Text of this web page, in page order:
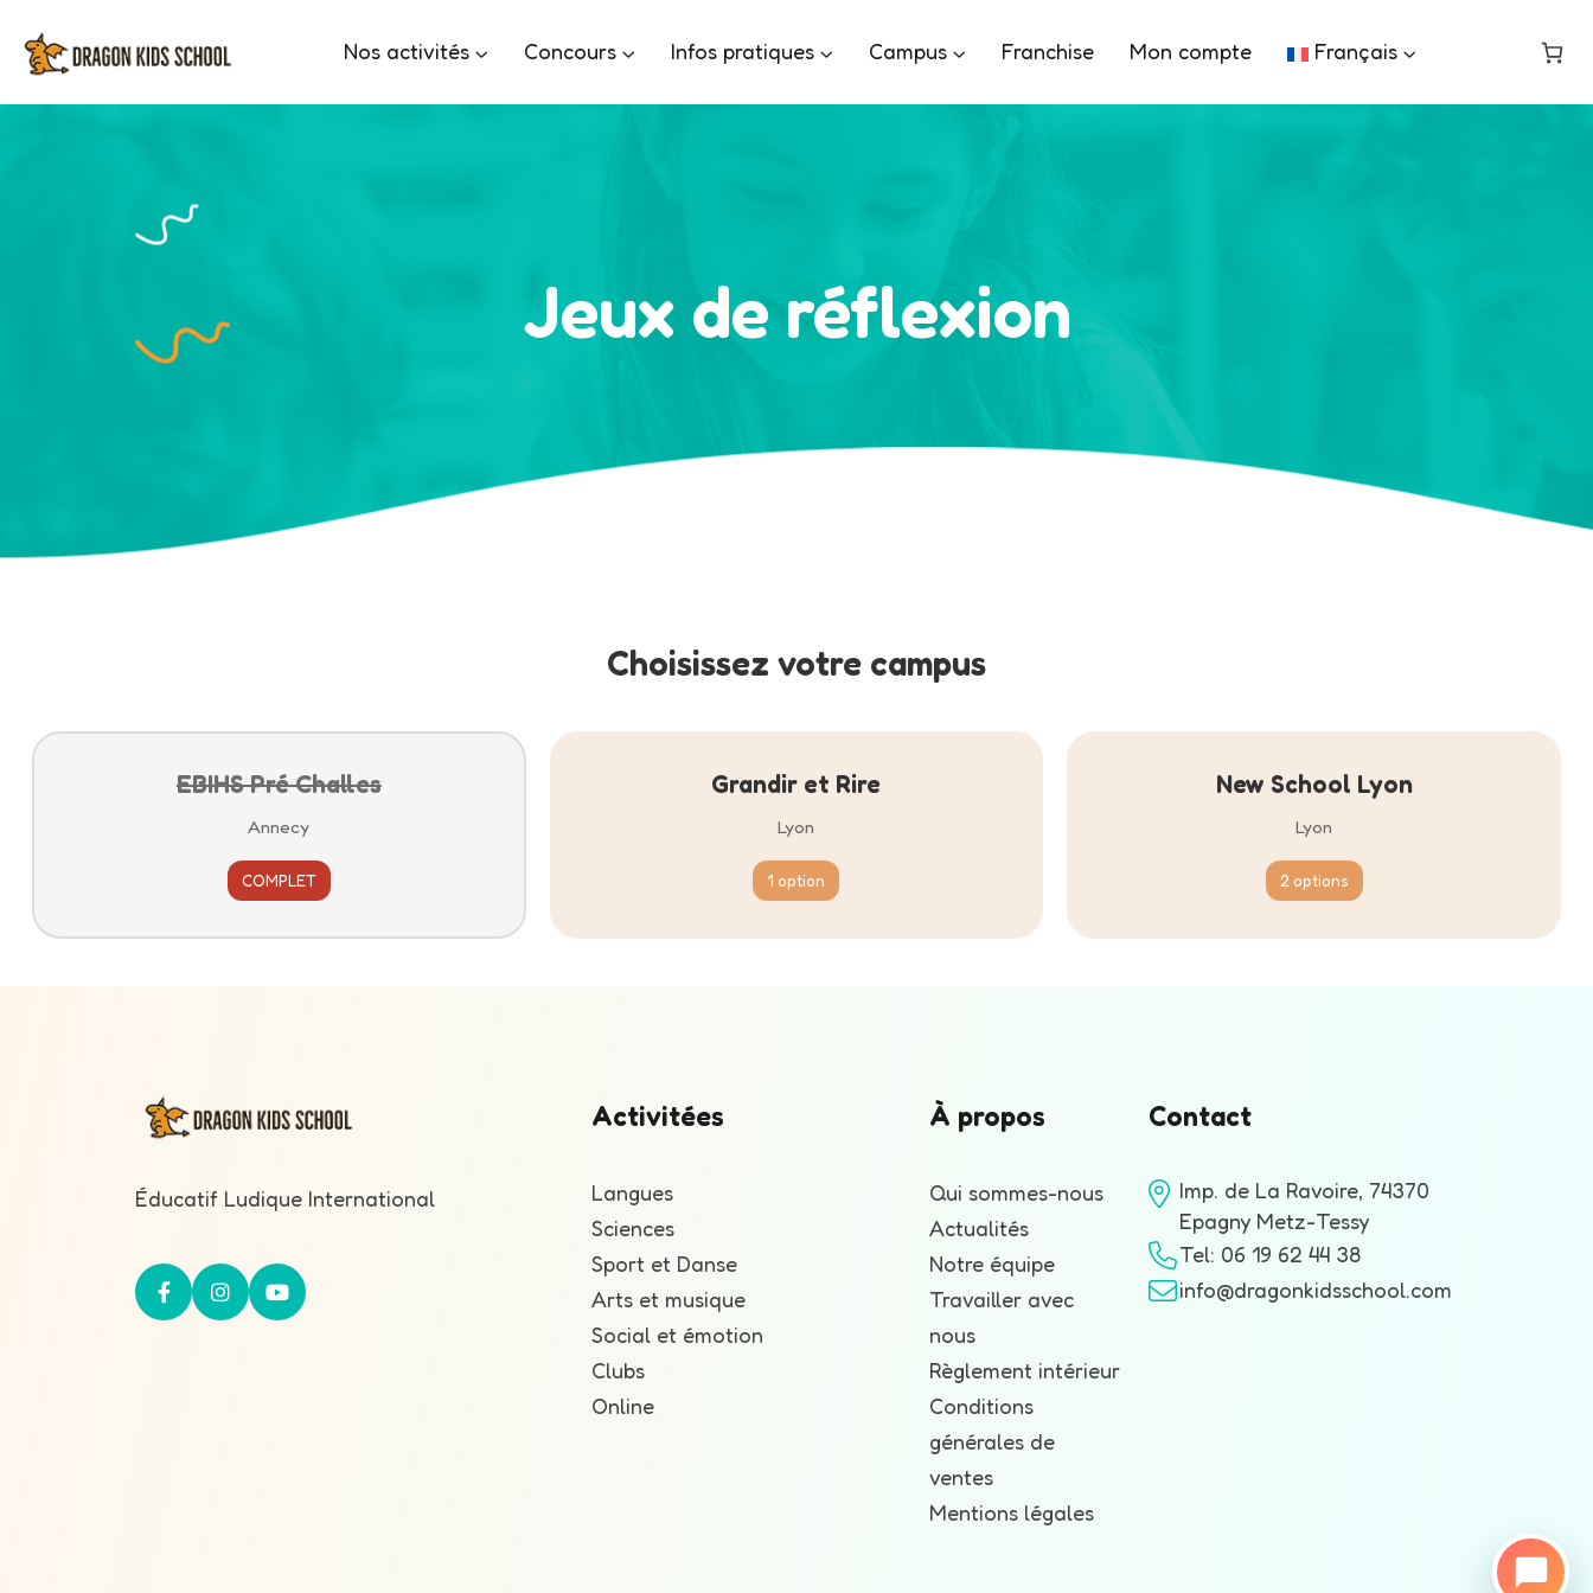
Nos activités Concours Infos pratiques Campus Franchise Mon compte Français
Jeux de réflexion
Choisissez votre campus
EBIHS Pré Challes
Annecy
COMPLET
Grandir et Rire
Lyon
1 option
New School Lyon
Lyon
2 options
Éducatif Ludique International
Activitées
Langues
Sciences
Sport et Danse
Arts et musique
Social et émotion
Clubs
Online
À propos
Qui sommes-nous
Actualités
Notre équipe
Travailler avec
nous
Règlement intérieur
Conditions
générales de
ventes
Mentions légales
Contact
Imp. de La Ravoire, 74370
Epagny Metz-Tessy
Tel: 06 19 62 44 38
info@dragonkidsschool.com